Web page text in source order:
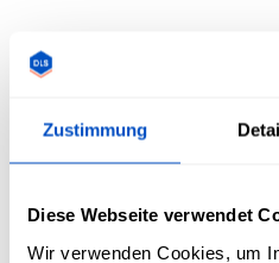
Zustimmung
Diese Webseite verwendet
Wir verwenden Cookies, um
Übersicht
Standardmäßig weiß auf
Kleinkind) bis 6T (6 Kleinkind)
Lasse sie nicht im Dunkeln
Größenangabe hinzu.